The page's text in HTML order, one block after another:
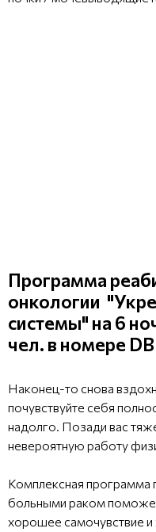
Программа
онкологии
системы" на 6
чел. в номере
Наконец-то снова
почувствуйте себя
надолго. Позади вас
невероятную работу
Комплексная программа
больными раком
хорошее самочувствие